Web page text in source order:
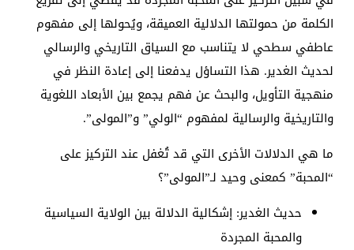
الكلمة من حمولتها الدلالية العميقة، ويُحولها إلى مفهوم
عاطفي سطحي لا يتناسب مع السياق التاريخي والرسالي
لحديث الغدير. هذا التساؤل يدفعنا إلى إعادة النظر في
منهجية التأويل، والبحث عن فهم يجمع بين الأبعاد اللغوية
والتاريخية والرسالية لمفهوم “الولي” و”المولى”.
ما هي الدلالات الأخرى التي قد تُغفل عند التركيز على
“المحبة” كمعنى وحيد لـ”المولى”؟
حديث الغدير: إشكالية الدلالة بين الولاية السياسية
والمحبة المجردة